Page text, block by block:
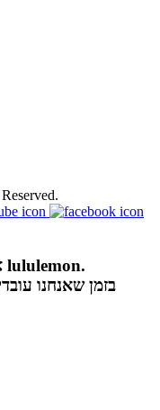
אנו מרעננים את חוויית הקנייה באתר lululemon.
בזמן שאנחנו